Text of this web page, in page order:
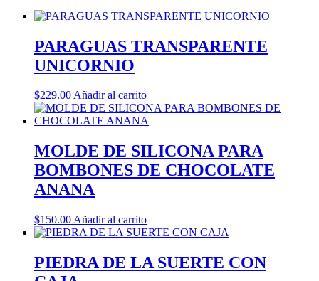
PARAGUAS TRANSPARENTE
UNICORNIO
$229.00Añadir al carrito
MOLDE DE SILICONA PARA
BOMBONES DE CHOCOLATE
ANANA
$150.00 Añadir al carrito
PIEDRA DE LA SUERTE CON